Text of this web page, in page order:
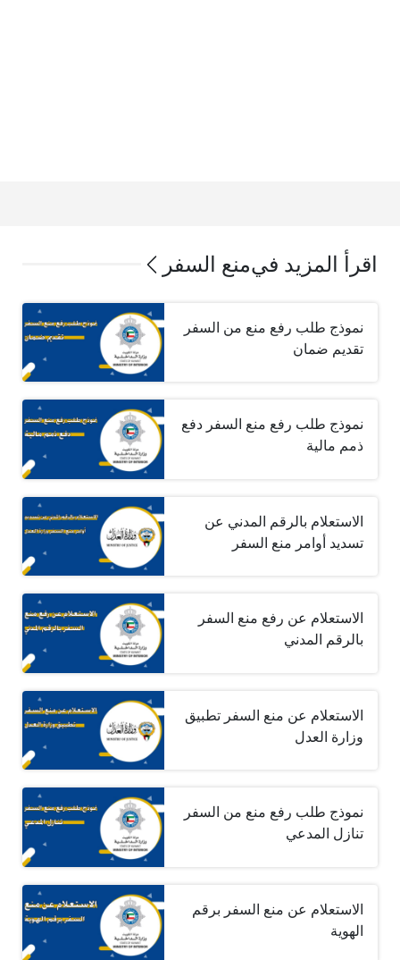
اقرأ المزيد فيمنع السفر
نموذج طلب رفع منع من السفر
تقديم ضمان
نموذج طلب رفع منع السفر دفع
ذمم مالية
الاستعلام بالرقم المدني عن
تسديد أوامر منع السفر
الاستعلام عن رفع منع السفر
بالرقم المدني
الاستعلام عن منع السفر تطبيق
وزارة العدل
نموذج طلب رفع منع من السفر
تنازل المدعي
الاستعلام عن منع السفر برقم
الهوية